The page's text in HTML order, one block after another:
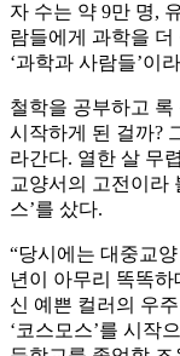
자 수는 약 9만 명,
람들에게 과학을 더
‘과학과 사람들’이
철학을 공부하고
시작하게 된 걸까?
라간다. 열한 살 무
교양서의 고전이라
스’를 샀다.
“당시에는 대중교
년이 아무리 똑똑
신 예쁜 컬러의 우
‘코스모스’를 시작